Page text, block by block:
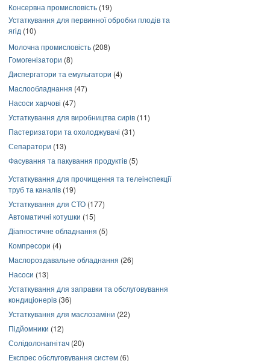
Консервна промисловість (19)
Устаткування для первинної обробки плодів та
ягід (10)
Молочна промисловість (208)
Гомогенізатори (8)
Диспергатори та емульгатори (4)
Маслообладнання (47)
Насоси харчові (47)
Устаткування для виробництва сирів (11)
Пастеризатори та охолоджувачі (31)
Сепаратори (13)
Фасування та пакування продуктів (5)
Устаткування для прочищення та телеінспекції
труб та каналів (19)
Устаткування для СТО (177)
Автоматичні котушки (15)
Діагностичне обладнання (5)
Компресори (4)
Маслороздавальне обладнання (26)
Насоси (13)
Устаткування для заправки та обслуговування
кондиціонерів (36)
Устаткування для маслозаміни (22)
Підйомники (12)
Солідолонагнітач (20)
Експрес обслуговування систем (6)